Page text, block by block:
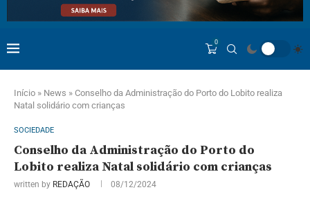
0
Início » News » Conselho da Administração do Porto do Lobito realiza
Natal solidário com crianças
SOCIEDADE
Conselho da Administração do Porto do
Lobito realiza Natal solidário com crianças
written by REDAÇÃO 08/12/2024